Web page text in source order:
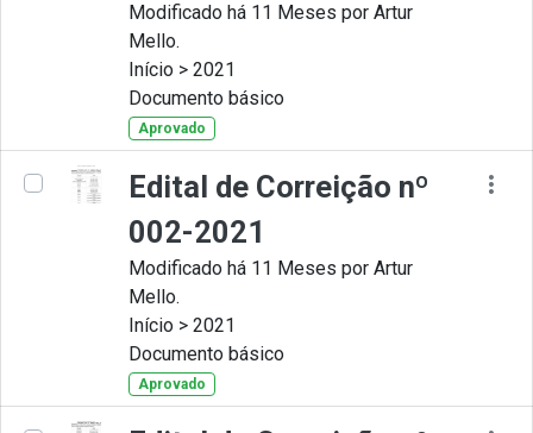
Modificado há 11 Meses por Artur
Mello.
Início > 2021
Documento básico
Aprovado
Edital de Correição nº
002-2021
Modificado há 11 Meses por Artur
Mello.
Início > 2021
Documento básico
Aprovado